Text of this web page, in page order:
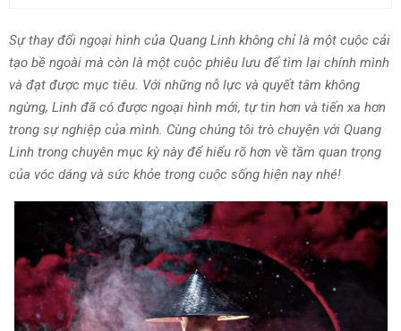
Sự thay đổi ngoại hình của Quang Linh không chỉ là một cuộc cải
tạo bề ngoài mà còn là một cuộc phiêu lưu để tìm lại chính mình
và đạt được mục tiêu. Với những nỗ lực và quyết tâm không
ngừng, Linh đã có được ngoại hình mới, tự tin hơn và tiến xa hơn
trong sự nghiệp của mình. Cùng chúng tôi trò chuyện với Quang
Linh trong chuyên mục kỳ này để hiểu rõ hơn về tầm quan trọng
của vóc dáng và sức khỏe trong cuộc sống hiện nay nhé!